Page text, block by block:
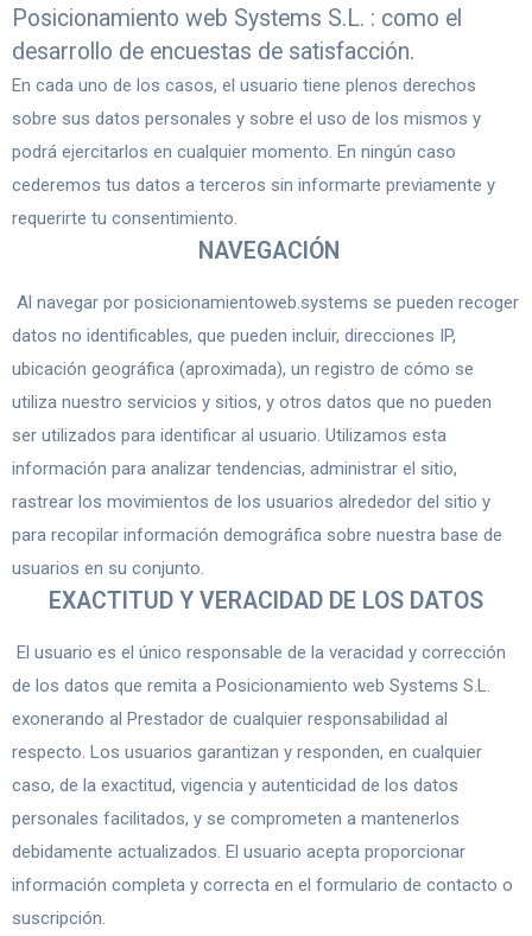
Posicionamiento web Systems S.L. : como el
desarrollo de encuestas de satisfacción.
En cada uno de los casos, el usuario tiene plenos derechos
sobre sus datos personales y sobre el uso de los mismos y
podrá ejercitarlos en cualquier momento. En ningún caso
cederemos tus datos a terceros sin informarte previamente y
requerirte tu consentimiento.
NAVEGACIÓN
Al navegar por posicionamientoweb.systems se pueden recoger
datos no identificables, que pueden incluir, direcciones IP,
ubicación geográfica (aproximada), un registro de cómo se
utiliza nuestro servicios y sitios, y otros datos que no pueden
ser utilizados para identificar al usuario. Utilizamos esta
información para analizar tendencias, administrar el sitio,
rastrear los movimientos de los usuarios alrededor del sitio y
para recopilar información demográfica sobre nuestra base de
usuarios en su conjunto.
EXACTITUD Y VERACIDAD DE LOS DATOS
El usuario es el único responsable de la veracidad y corrección
de los datos que remita a Posicionamiento web Systems S.L.
exonerando al Prestador de cualquier responsabilidad al
respecto. Los usuarios garantizan y responden, en cualquier
caso, de la exactitud, vigencia y autenticidad de los datos
personales facilitados, y se comprometen a mantenerlos
debidamente actualizados. El usuario acepta proporcionar
información completa y correcta en el formulario de contacto o
suscripción.